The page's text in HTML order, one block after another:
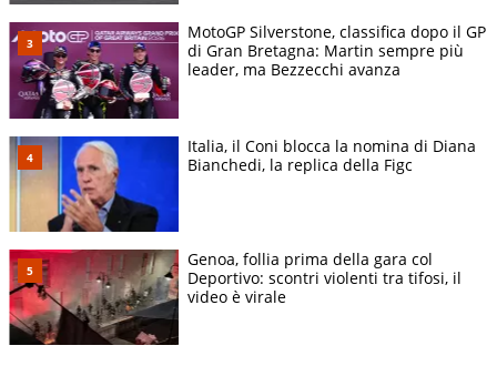
MotoGP Silverstone, classifica dopo il GP
di Gran Bretagna: Martin sempre più
leader, ma Bezzecchi avanza
Italia, il Coni blocca la nomina di Diana
Bianchedi, la replica della Figc
Genoa, follia prima della gara col
Deportivo: scontri violenti tra tifosi, il
video è virale